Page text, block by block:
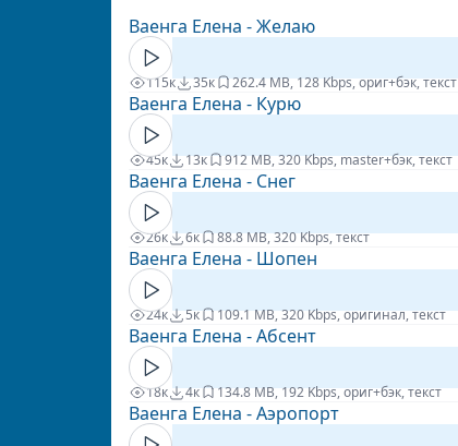
Ваенга Елена - Желаю
115к 35к 262.4 MB, 128 Kbps, ориг+бэк, текст
Ваенга Елена - Курю
45к 13к 912 MB, 320 Kbps, master+бэк, текст
Ваенга Елена - Снег
26к 6к 88.8 MB, 320 Kbps, текст
Ваенга Елена - Шопен
24к 5к 109.1 MB, 320 Kbps, оригинал, текст
Ваенга Елена - Абсент
18к 4к 134.8 MB, 192 Kbps, ориг+бэк, текст
Ваенга Елена - Аэропорт